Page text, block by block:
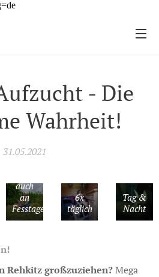
- Die
Wahrheit!
31.05.2021
auch
an
Fesstagen
6x
täglich
Tag &
Nacht
Rehkitz großzuziehen?Mega